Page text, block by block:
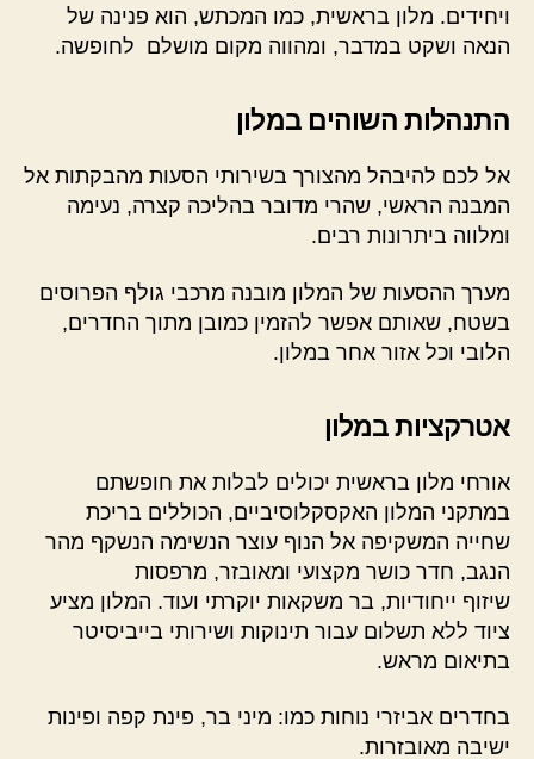
ויחידים. מלון בראשית, כמו המכתש, הוא פנינה של
הנאה ושקט במדבר, ומהווה מקום מושלם לחופשה.
התנהלות השוהים במלון
אל לכם להיבהל מהצורך בשירותי הסעות מהבקתות אל
המבנה הראשי, שהרי מדובר בהליכה קצרה, נעימה
ומלווה ביתרונות רבים.
מערך ההסעות של המלון מובנה מרכבי גולף הפרוסים
בשטח, שאותם אפשר להזמין כמובן מתוך החדרים,
הלובי וכל אזור אחר במלון.
אטרקציות במלון
אורחי מלון בראשית יכולים לבלות את חופשתם
במתקני המלון האקסקלוסיביים, הכוללים בריכת
שחייה המשקיפה אל הנוף עוצר הנשימה הנשקף מהר
הנגב, חדר כושר מקצועי ומאובזר, מרפסות
שיזוף ייחודיות, בר משקאות יוקרתי ועוד. המלון מציע
ציוד ללא תשלום עבור תינוקות ושירותי בייביסיטר
בתיאום מראש.
בחדרים אביזרי נוחות כמו: מיני בר, פינת קפה ופינות
ישיבה מאובזרות.